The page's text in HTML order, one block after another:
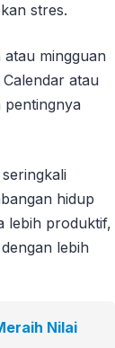
stres.
mingguan
atau
pentingnya
hidup
lebih produktif,
lebih
Nilai